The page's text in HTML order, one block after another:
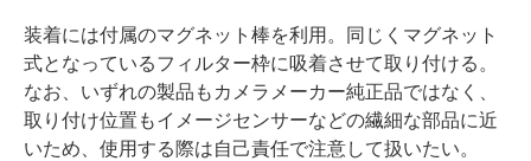
装着には付属のマグネット棒を利用。同じくマグネット
式となっているフィルター枠に吸着させて取り付ける。
なお、いずれの製品もカメラメーカー純正品ではなく、
取り付け位置もイメージセンサーなどの繊細な部品に近
いため、使用する際は自己責任で注意して扱いたい。